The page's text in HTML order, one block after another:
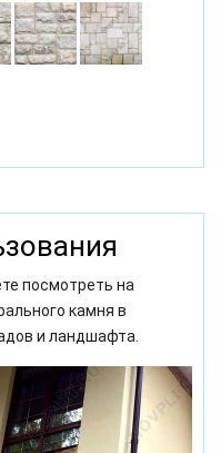
посмотреть на
камня в
и ландшафта.